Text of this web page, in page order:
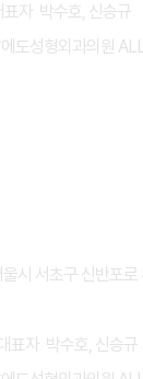
표자 박수호, 신승규
도성형외과의원
울시 서초구 신반포
표자 박수호, 신승규